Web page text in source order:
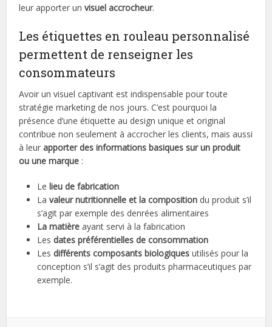
leur apporter unvisuel accrocheur.
Les étiquettes en rouleau personnalisé
permettent de renseigner les
consommateurs
Avoir un visuel captivant est indispensable pour toute
stratégie marketing de nos jours. C’est pourquoi la
présence d’une étiquette au design unique et original
contribue non seulement à accrocher les clients, mais aussi
à leurapporter des informations basiques sur un produit
ou une marque :
Le lieu de fabrication
Lavaleur nutritionnelle et la composition du produit s’il
s’agit par exemple des denrées alimentaires
La matière ayant servi à la fabrication
Lesdates préférentielles de consommation
Lesdifférents composants biologiques utilisés pour la
conception s’il s’agit des produits pharmaceutiques par
exemple.